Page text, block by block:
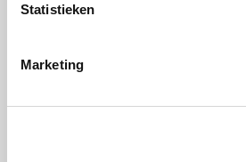
Statistieken
Marketing
kwaliteit van het
belast. Zo kunnen tijdens het